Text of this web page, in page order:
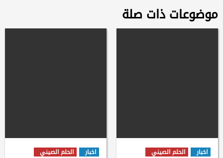
موضوعات ذات صلة
اخبار الحلم الصيني اخبار الحلم الصيني